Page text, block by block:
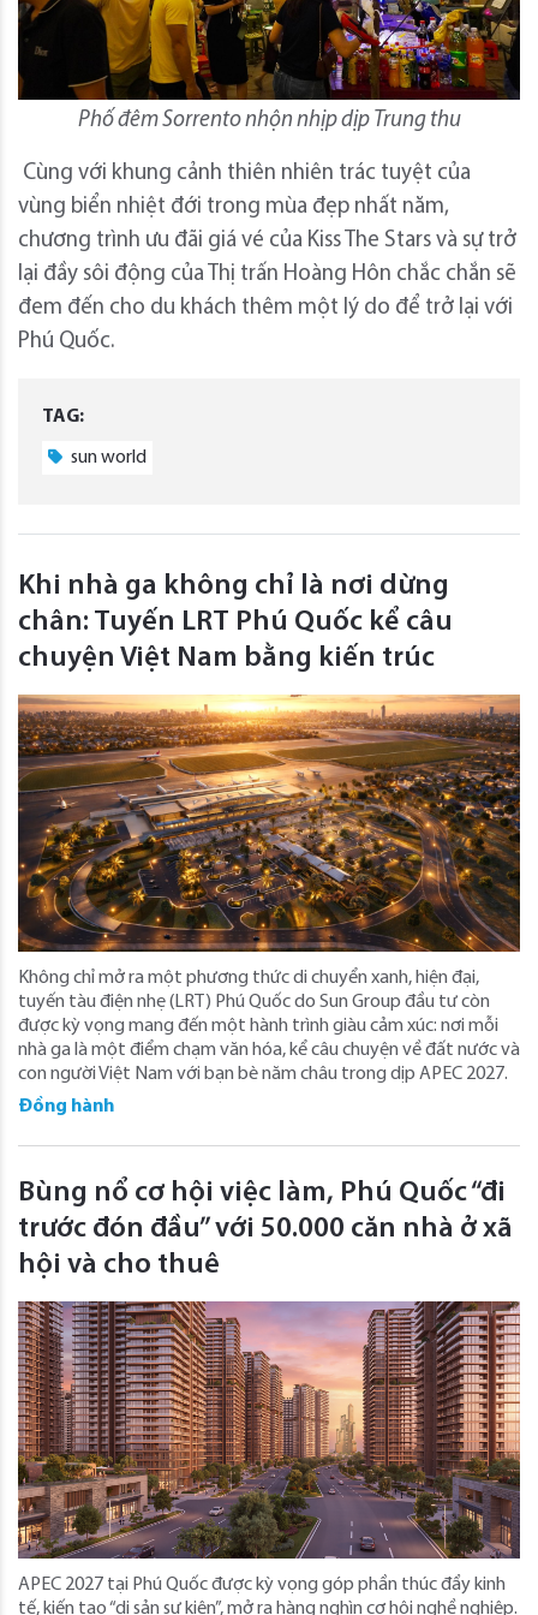
Phố đêm Sorrento nhộn nhịp dịp Trung thu
Cùng với khung cảnh thiên nhiên trác tuyệt của
vùng biển nhiệt đới trong mùa đẹp nhất năm,
chương trình ưu đãi giá vé của Kiss The Stars và sự trở
lại đầy sôi động của Thị trấn Hoàng Hôn chắc chắn sẽ
đem đến cho du khách thêm một lý do để trở lại với
Phú Quốc.
TAG:
sun world
Khi nhà ga không chỉ là nơi dừng
chân: Tuyến LRT Phú Quốc kể câu
chuyện Việt Nam bằng kiến trúc
Không chỉ mở ra một phương thức di chuyển xanh, hiện đại,
tuyến tàu điện nhẹ (LRT) Phú Quốc do Sun Group đầu tư còn
được kỳ vọng mang đến một hành trình giàu cảm xúc: nơi mỗi
nhà ga là một điểm chạm văn hóa, kể câu chuyện về đất nước và
con người Việt Nam với bạn bè năm châu trong dịp APEC 2027.
Đồng hành
Bùng nổ cơ hội việc làm, Phú Quốc “đi
trước đón đầu” với 50.000 căn nhà ở xã
hội và cho thuê
APEC 2027 tại Phú Quốc được kỳ vọng góp phần thúc đẩy kinh
tế, kiến tạo “di sản sự kiện”, mở ra hàng nghìn cơ hội nghề nghiệp.